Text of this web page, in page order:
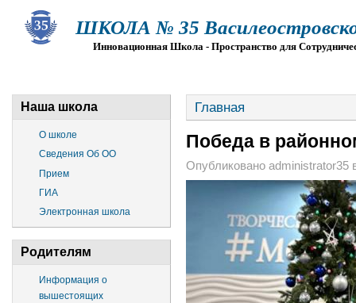
ШКОЛА № 35
Инновационная Школа - Пространство для
Наша школа
О школе
Сведения Об ОО
Прием
ГИА
Электронная школа
Родителям
Информация о
вышестоящих
Главная
Победа в
Опубликовано administrator35